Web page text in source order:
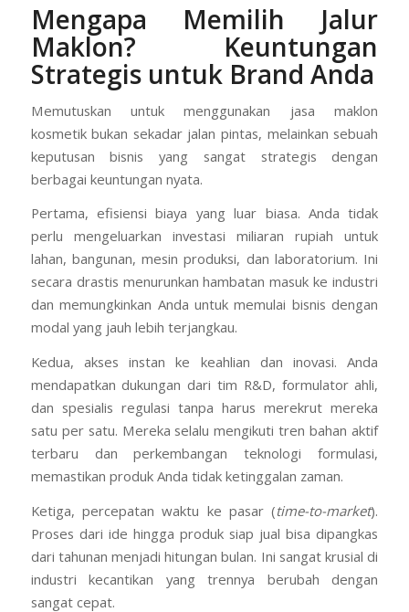
Mengapa Memilih Jalur
Maklon? Keuntungan
Strategis untuk Brand Anda
Memutuskan untuk menggunakan jasa maklon
kosmetik bukan sekadar jalan pintas, melainkan sebuah
keputusan bisnis yang sangat strategis dengan
berbagai keuntungan nyata.
Pertama, efisiensi biaya yang luar biasa. Anda tidak
perlu mengeluarkan investasi miliaran rupiah untuk
lahan, bangunan, mesin produksi, dan laboratorium. Ini
secara drastis menurunkan hambatan masuk ke industri
dan memungkinkan Anda untuk memulai bisnis dengan
modal yang jauh lebih terjangkau.
Kedua, akses instan ke keahlian dan inovasi. Anda
mendapatkan dukungan dari tim R&D, formulator ahli,
dan spesialis regulasi tanpa harus merekrut mereka
satu per satu. Mereka selalu mengikuti tren bahan aktif
terbaru dan perkembangan teknologi formulasi,
memastikan produk Anda tidak ketinggalan zaman.
Ketiga, percepatan waktu ke pasar (time-to-market).
Proses dari ide hingga produk siap jual bisa dipangkas
dari tahunan menjadi hitungan bulan. Ini sangat krusial di
industri kecantikan yang trennya berubah dengan
sangat cepat.